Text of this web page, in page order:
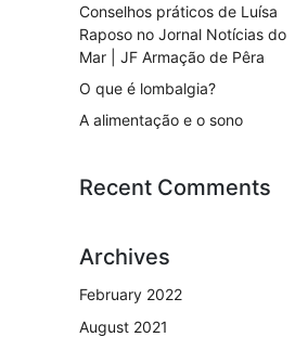
Conselhos práticos de Luísa
Raposo no Jornal Notícias do
Mar | JF Armação de Pêra
O que é lombalgia?
A alimentação e o sono
Recent Comments
Archives
February 2022
August 2021